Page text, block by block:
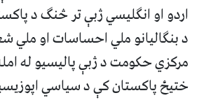
اردو او انګلیسي ژبې تر څنګ د
د بنګالیانو ملي احساسات او ملي
مرکزي حکومت د ژبې پالیسیو له
ختیځ پاکستان کې د سیاسي